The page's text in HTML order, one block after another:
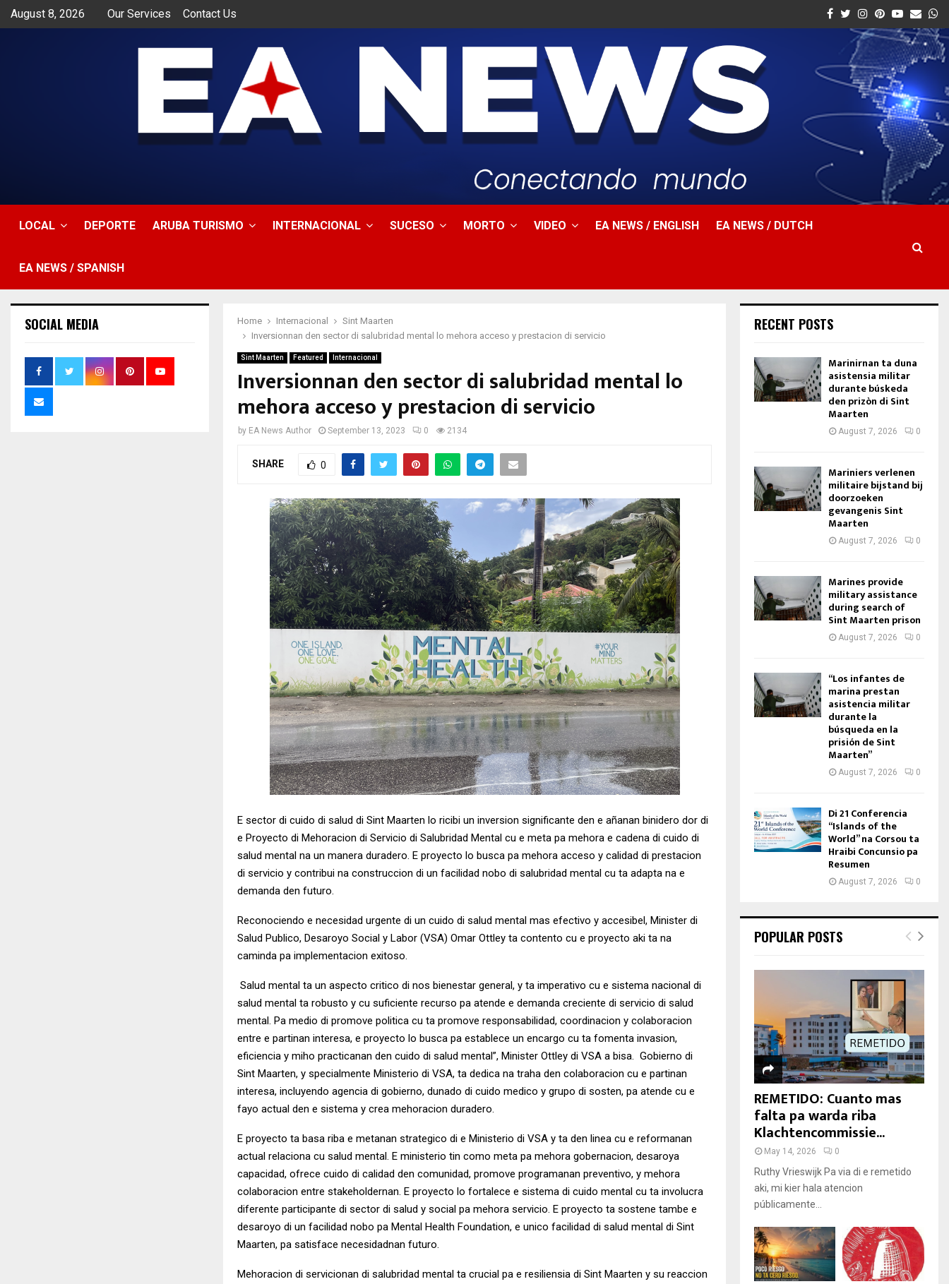
August 8, 2026 Our Services Contact Us Facebook
Twitter
Instagram
Pinterest
Youtube
Email
LOCAL DEPORTE ARUBA TURISMO INTERNACIONAL SUCESO MORTO VIDEO EA NEWS / ENGLISH EA NEWS / DUTCH
EA NEWS / SPANISH
Home Internacional
Sint Maarten
Inversionnan den sector di salubridad mental lo mehora acceso y prestacion di servicio
Sint Maarten Featured Internacional
Inversionnan den sector di salubridad mental lo
mehora acceso y prestacion di servicio
by EA News Author September 13, 2023 0 2134
SHARE 0
E sector di cuido di salud di Sint Maarten lo ricibi un inversion significante den e añanan binidero dor di
e Proyecto di Mehoracion di Servicio di Salubridad Mental cu e meta pa mehora e cadena di cuido di
salud mental na un manera duradero. E proyecto lo busca pa mehora acceso y calidad di prestacion
di servicio y contribui na construccion di un facilidad nobo di salubridad mental cu ta adapta na e
demanda den futuro.
Reconociendo e necesidad urgente di un cuido di salud mental mas efectivo y accesibel, Minister di
Salud Publico, Desaroyo Social y Labor (VSA) Omar Ottley ta contento cu e proyecto aki ta na
caminda pa implementacion exitoso.
Salud mental ta un aspecto critico di nos bienestar general, y ta imperativo cu e sistema nacional di
salud mental ta robusto y cu suficiente recurso pa atende e demanda creciente di servicio di salud
mental. Pa medio di promove politica cu ta promove responsabilidad, coordinacion y colaboracion
entre e partinan interesa, e proyecto lo busca pa establece un encargo cu ta fomenta invasion,
eficiencia y miho practicanan den cuido di salud mental”, Minister Ottley di VSA a bisa. Gobierno di
Sint Maarten, y specialmente Ministerio di VSA, ta dedica na traha den colaboracion cu e partinan
interesa, incluyendo agencia di gobierno, dunado di cuido medico y grupo di sosten, pa atende cu e
fayo actual den e sistema y crea mehoracion duradero.
E proyecto ta basa riba e metanan strategico di e Ministerio di VSA y ta den linea cu e reformanan
actual relaciona cu salud mental. E ministerio tin como meta pa mehora gobernacion, desaroya
capacidad, ofrece cuido di calidad den comunidad, promove programanan preventivo, y mehora
colaboracion entre stakeholdernan. E proyecto lo fortalece e sistema di cuido mental cu ta involucra
diferente participante di sector di salud y social pa mehora servicio. E proyecto ta sostene tambe e
desaroyo di un facilidad nobo pa Mental Health Foundation, e unico facilidad di salud mental di Sint
Maarten, pa satisface necesidadnan futuro.
Mehoracion di servicionan di salubridad mental ta crucial pa e resiliensia di Sint Maarten y su reaccion
SOCIAL MEDIA RECENT POSTS
Marinirnan ta duna
asistensia militar
durante búskeda
den prizòn di Sint
Maarten
August 7, 2026 0
Mariniers verlenen
militaire bijstand bij
doorzoeken
gevangenis Sint
Maarten
August 7, 2026 0
Marines provide
military assistance
during search of
Sint Maarten prison
August 7, 2026 0
“Los infantes de
marina prestan
asistencia militar
durante la
búsqueda en la
prisión de Sint
Maarten”
August 7, 2026 0
Di 21 Conferencia
“Islands of the
World” na Corsou ta
Hraibi Concunsio pa
Resumen
August 7, 2026 0
POPULAR POSTS
REMETIDO: Cuanto mas
falta pa warda riba
Klachtencommissie...
May 14, 2026 0
Ruthy Vrieswijk Pa via di e remetido
aki, mi kier hala atencion
públicamente...